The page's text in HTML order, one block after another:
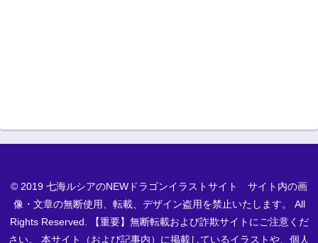
© 2019 七海ルシアのNEWドラゴンイラストサイト サイト内の画
像・文章の無断使用、転載、デザイン盗用を禁止いたします。 All
Rights Reserved. 【重要】無断転載および詐欺サイトにご注意くだ
さい。 本サイト（および記事内）に掲載しているイラストや、個人